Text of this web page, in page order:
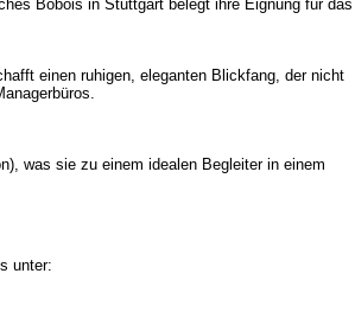
Bobois in Stuttgart belegt ihre Eignung für das
einen ruhigen, eleganten Blickfang, der nicht
was sie zu einem idealen Begleiter in einem
unter: